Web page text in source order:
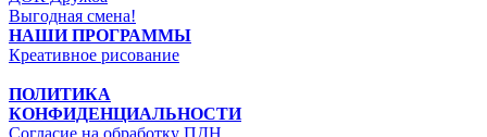
Выгодная смена!
НАШИ ПРОГРАММЫ
Креативное рисование
ПОЛИТИКА
КОНФИДЕНЦИАЛЬНОСТИ